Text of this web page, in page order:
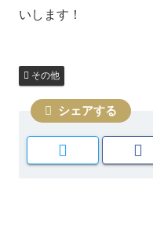
いします！
その他
シェアする